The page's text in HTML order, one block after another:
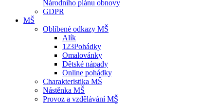
Národního plánu obnovy
GDPR
MŠ
Oblíbené odkazy MŠ
Alík
123Pohádky
Omalovánky
Dětské nápady
Online pohádky
Charakteristika MŠ
Nástěnka MŠ
Provoz a vzdělávání MŠ